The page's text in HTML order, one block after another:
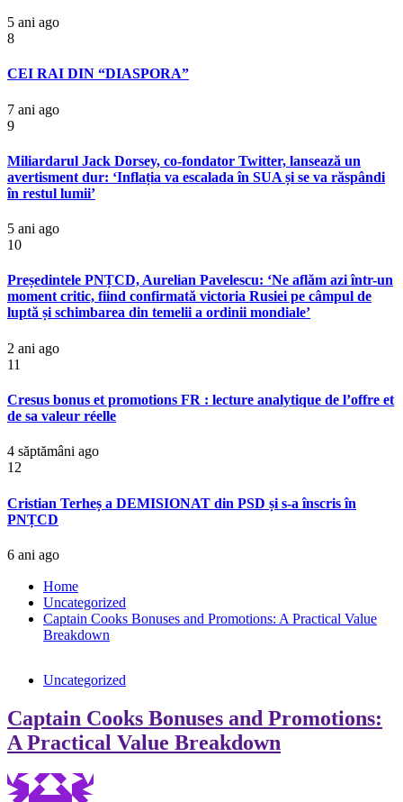
5 ani ago
8
CEI RAI DIN “DIASPORA”
7 ani ago
9
Miliardarul Jack Dorsey, co-fondator Twitter, lansează un
avertisment dur: ‘Inflația va escalada în SUA și se va răspândi
în restul lumii’
5 ani ago
10
Președintele PNȚCD, Aurelian Pavelescu: ‘Ne aflăm azi într-un
moment critic, fiind confirmată victoria Rusiei pe câmpul de
luptă și schimbarea din temelii a ordinii mondiale’
2 ani ago
11
Cresus bonus et promotions FR : lecture analytique de l’offre et
de sa valeur réelle
4 săptămâni ago
12
Cristian Terheș a DEMISIONAT din PSD și s-a înscris în
PNȚCD
6 ani ago
Home
Uncategorized
Captain Cooks Bonuses and Promotions: A Practical Value
Breakdown
Uncategorized
Captain Cooks Bonuses and Promotions:
A Practical Value Breakdown